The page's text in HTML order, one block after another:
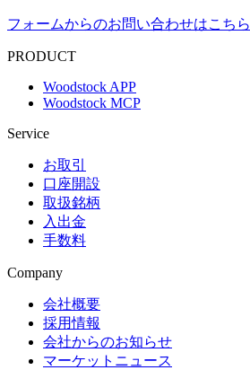
フォームからのお問い合わせはこちら
PRODUCT
Woodstock APP
Woodstock MCP
Service
お取引
口座開設
取扱銘柄
入出金
手数料
Company
会社概要
採用情報
会社からのお知らせ
マーケットニュース